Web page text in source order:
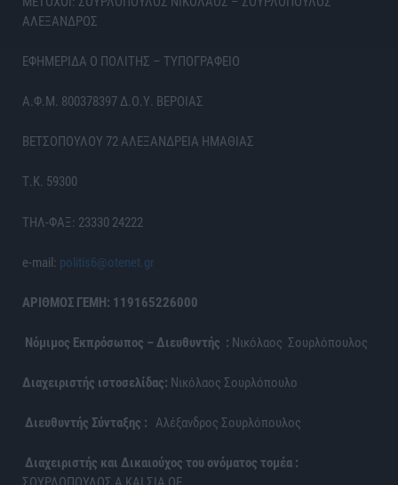
ΑΛΕΞΑΝΔΡΟΣ
ΕΦΗΜΕΡΙΔΑ Ο ΠΟΛΙΤΗΣ – ΤΥΠΟΓΡΑΦΕΙΟ
Α.Φ.Μ. 800378397 Δ.Ο.Υ. ΒΕΡΟΙΑΣ
ΒΕΤΣΟΠΟΥΛΟΥ 72 ΑΛΕΞΑΝΔΡΕΙΑ ΗΜΑΘΙΑΣ
Τ.Κ. 59300
ΤΗΛ-ΦΑΞ: 23330 24222
e-mail: politis6@otenet.gr
ΑΡΙΘΜΟΣ ΓΕΜΗ: 119165226000
Νόμιμος Εκπρόσωπος – Διευθυντής : Νικόλαος Σουρλόπουλος
Διαχειριστής ιστοσελίδας: Νικόλαος Σουρλόπουλο
Διευθυντής Σύνταξης : Αλέξανδρος Σουρλόπουλος
Διαχειριστής και Δικαιούχος του ονόματος τομέα :